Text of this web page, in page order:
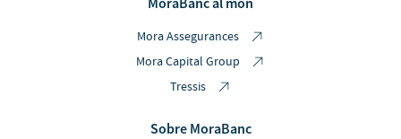
Mora Assegurances
Mora Capital Group
Tressis
Sobre MoraBanc